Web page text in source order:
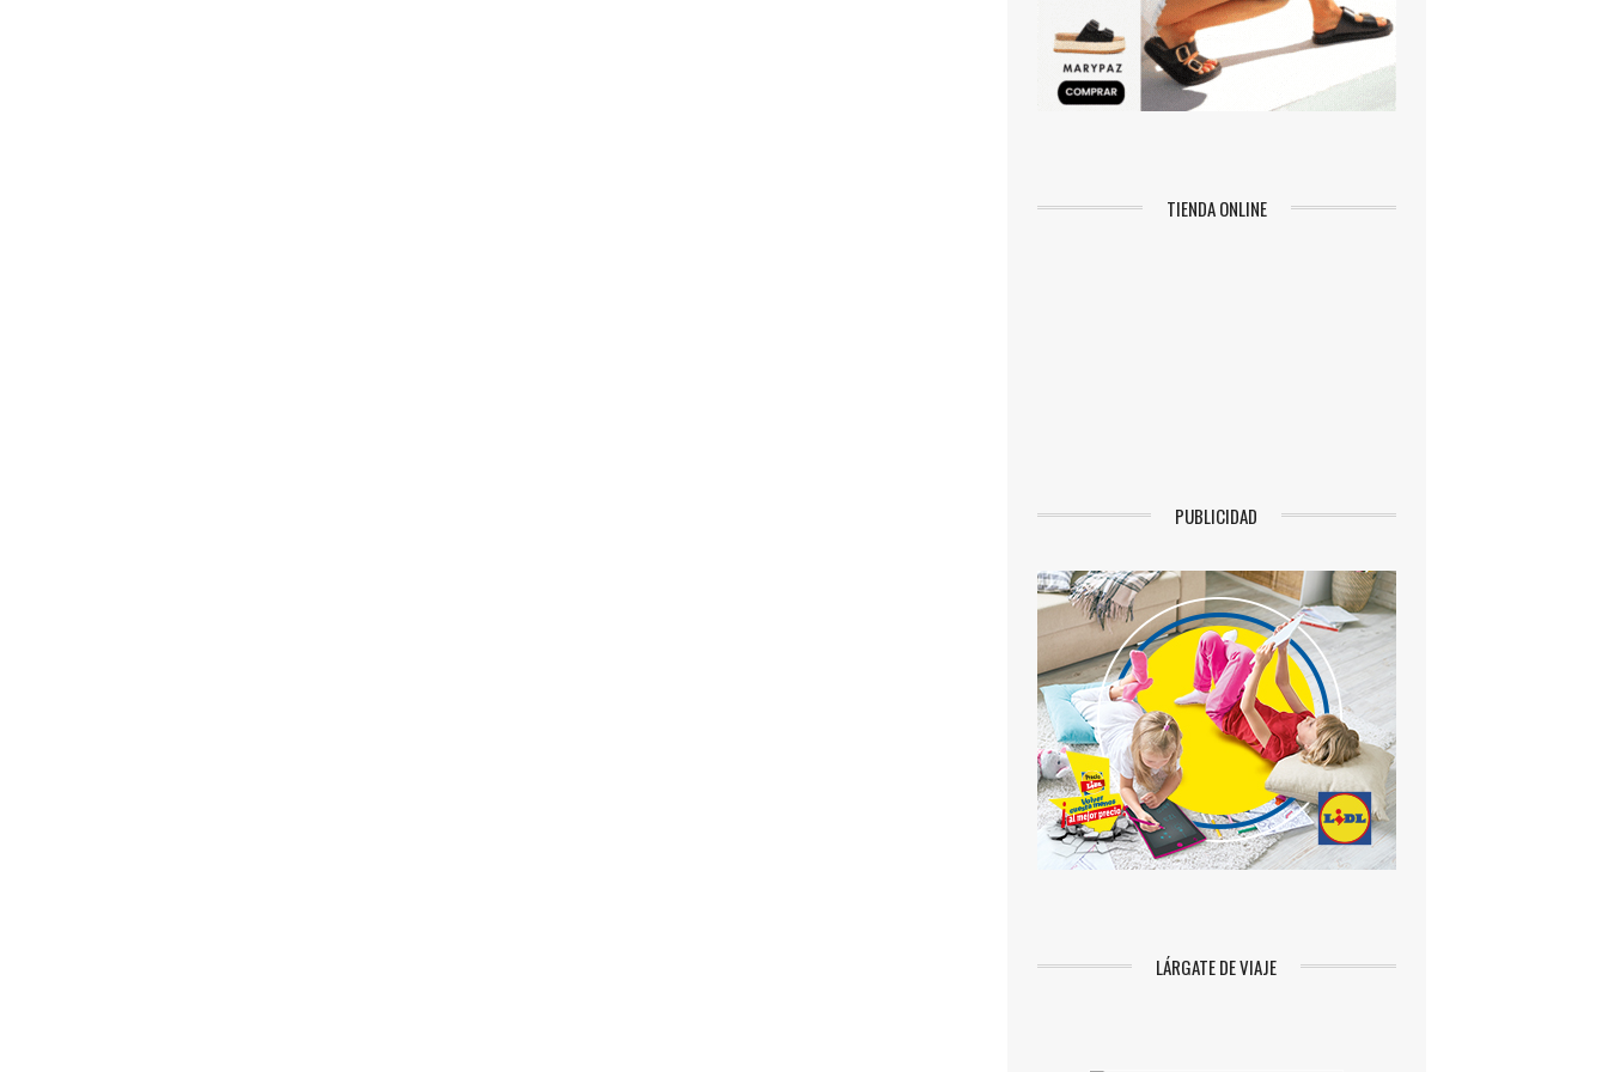
TIENDA ONLINE
PUBLICIDAD
LÁRGATE DE VIAJE